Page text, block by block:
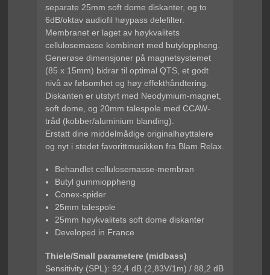
separate 25mm soft dome diskanter, og to
6dB/oktav audiofil høypass delefilter.
Membranet er laget av høykvalitets
cellulosemasse kombinert med butyloppheng.
Generøse dimensjoner på magnetsystemet
(85 x 15mm) bidrar til optimal QTS, et godt
nivå av følsomhet og høy effekthåndtering.
Diskanten er utstyrt med Neodymium-magnet,
soft dome, og 20mm talespole med CCAW-
tråd (kobber/aluminium blanding).
Erstatt dine middelmådige originalhøyttalere
og nyt i stedet favorittmusikken fra Blam Relax.
Behandlet cellulosemasse-membran
Butyl gummioppheng
Conex-spider
25mm talespole
25mm høykvalitets soft dome diskanter
Developed in France
Thiele/Small parametere (midbass)
Sensitivity (SPL): 92,4 dB (2,83V/1m) / 88,2 dB